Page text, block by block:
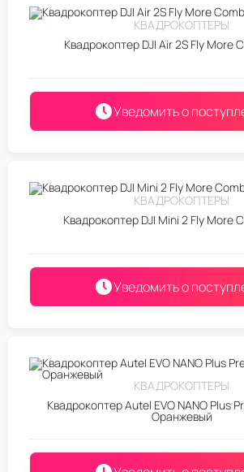
КВАДРОКОПТЕРЫ
Квадрокоптер DJI Air 2S Fly More
Уведомить о
КВАДРОКОПТЕРЫ
Квадрокоптер DJI Mini 2 Fly More
Уведомить о
КВАДРОКОПТЕРЫ
Квадрокоптер Autel EVO NANO Plus
Оранжевый